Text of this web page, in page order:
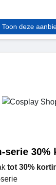
Toon deze
serie 30%
tot 30%